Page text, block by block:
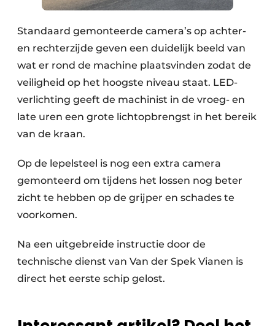
Standaard gemonteerde camera’s op achter-
en rechterzijde geven een duidelijk beeld van
wat er rond de machine plaatsvinden zodat de
veiligheid op het hoogste niveau staat. LED-
verlichting geeft de machinist in de vroeg- en
late uren een grote lichtopbrengst in het bereik
van de kraan.
Op de lepelsteel is nog een extra camera
gemonteerd om tijdens het lossen nog beter
zicht te hebben op de grijper en schades te
voorkomen.
Na een uitgebreide instructie door de
technische dienst van Van der Spek Vianen is
direct het eerste schip gelost.